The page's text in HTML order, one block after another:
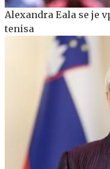
Alexandra Eala se je
tenisa